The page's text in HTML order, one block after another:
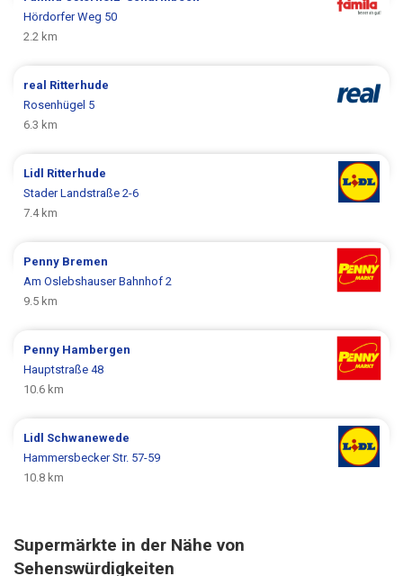
Hördorfer Weg 50
2.2 km
real Ritterhude
Rosenhügel 5
6.3 km
Lidl Ritterhude
Stader Landstraße 2-6
7.4 km
Penny Bremen
Am Oslebshauser Bahnhof 2
9.5 km
Penny Hambergen
Hauptstraße 48
10.6 km
Lidl Schwanewede
Hammersbecker Str. 57-59
10.8 km
Supermärkte in der Nähe von
Sehenswürdigkeiten